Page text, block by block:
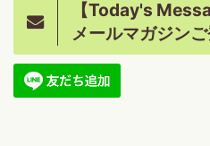
【Today's
メールマガジン